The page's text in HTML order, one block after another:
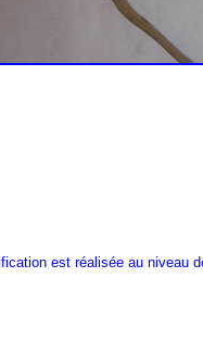
est réalisée au niveau